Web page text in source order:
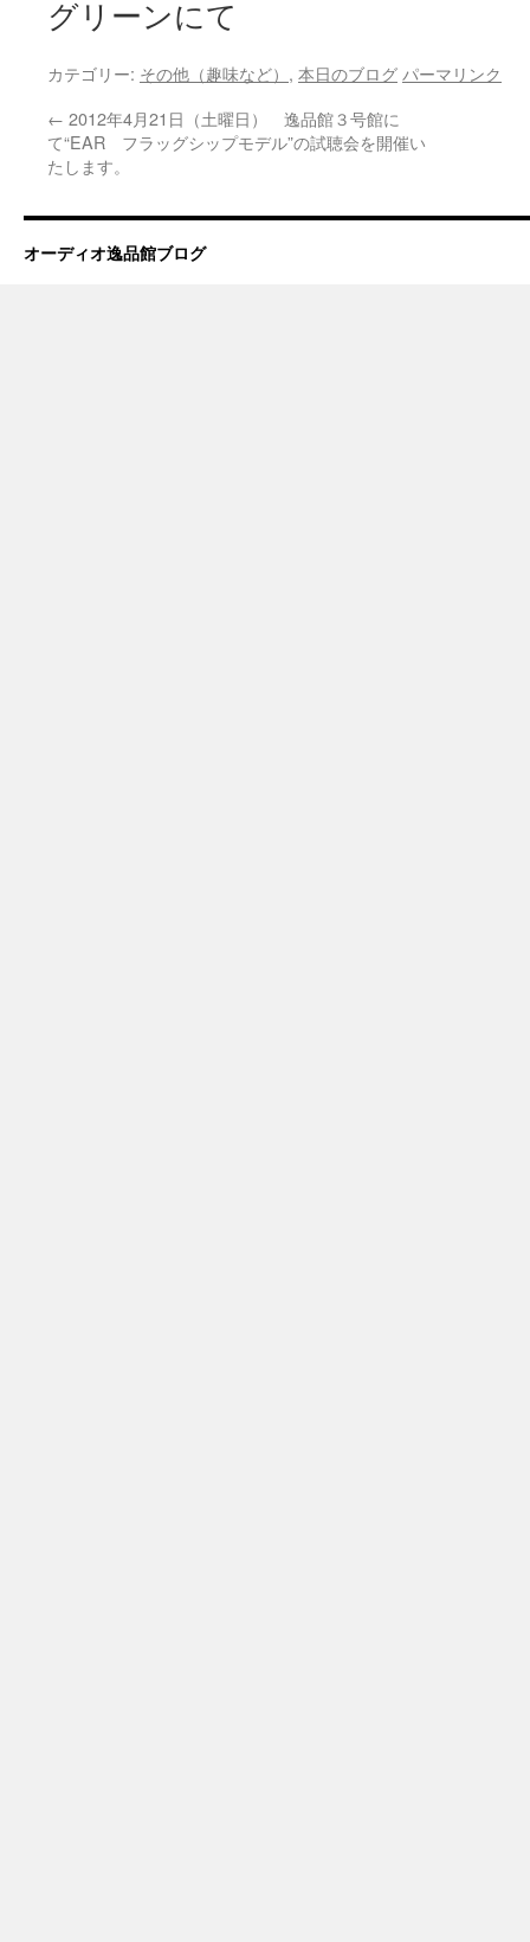
グリーンにて
カテゴリー: その他（趣味など） , 本日のブログ パーマリンク
← 2012年4月21日（土曜日） 逸品館３号館に
て“EAR フラッグシップモデル”の試聴会を開催い
たします。
オーディオ逸品館ブログ